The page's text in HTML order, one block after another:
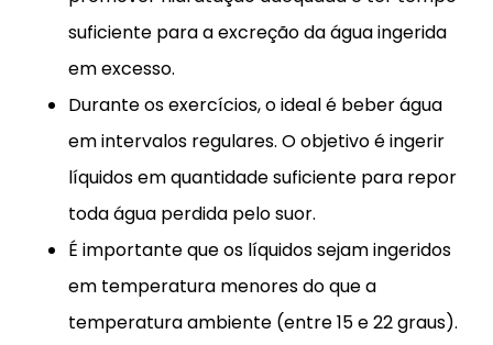
suficiente para a excreção da água ingerida
em excesso.
Durante os exercícios, o ideal é beber água
em intervalos regulares. O objetivo é ingerir
líquidos em quantidade suficiente para repor
toda água perdida pelo suor.
É importante que os líquidos sejam ingeridos
em temperatura menores do que a
temperatura ambiente (entre 15 e 22 graus).